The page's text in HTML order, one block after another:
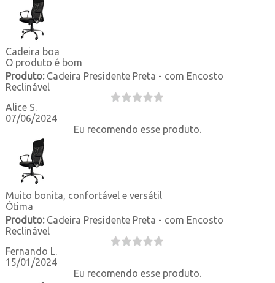
Cadeira boa
O produto é bom
Produto:Cadeira Presidente Preta - com Encosto
Reclinável
Alice S.
07/06/2024
Eu recomendo esse produto.
Muito bonita, confortável e versátil
Ótima
Produto:Cadeira Presidente Preta - com Encosto
Reclinável
Fernando L.
15/01/2024
Eu recomendo esse produto.